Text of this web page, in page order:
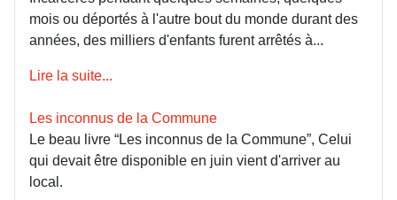
mois ou déportés à l'autre bout du monde durant des
années, des milliers d'enfants furent arrêtés à...
Lire la suite...
Les inconnus de la Commune
Le beau livre “Les inconnus de la Commune”, Celui
qui devait être disponible en juin vient d'arriver au
local.